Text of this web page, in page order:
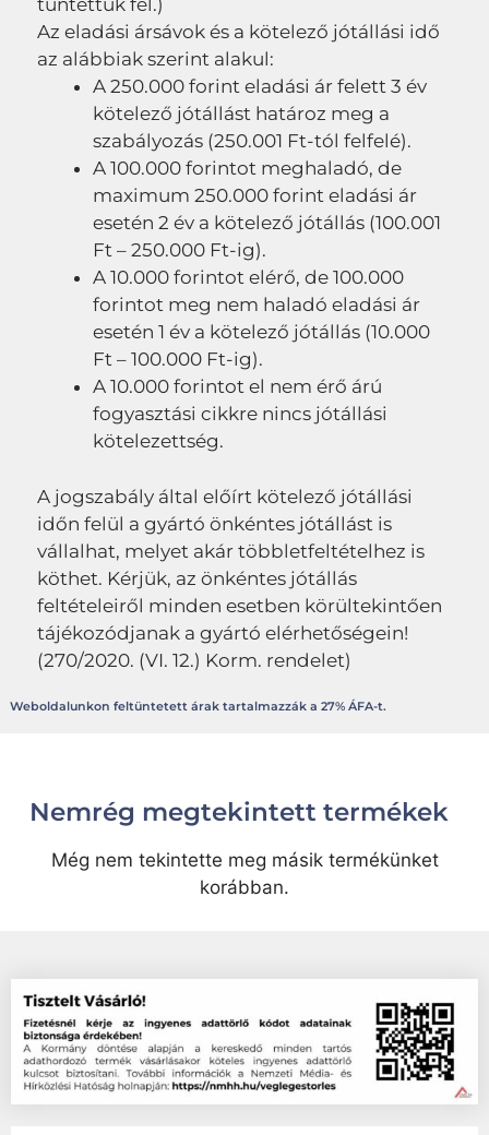
tüntettük fel.)
Az eladási ársávok és a kötelező jótállási idő
az alábbiak szerint alakul:
A 250.000 forint eladási ár felett 3 év
kötelező jótállást határoz meg a
szabályozás (250.001 Ft-tól felfelé).
A 100.000 forintot meghaladó, de
maximum 250.000 forint eladási ár
esetén 2 év a kötelező jótállás (100.001
Ft – 250.000 Ft-ig).
A 10.000 forintot elérő, de 100.000
forintot meg nem haladó eladási ár
esetén 1 év a kötelező jótállás (10.000
Ft – 100.000 Ft-ig).
A 10.000 forintot el nem érő árú
fogyasztási cikkre nincs jótállási
kötelezettség.
A jogszabály által előírt kötelező jótállási
időn felül a gyártó önkéntes jótállást is
vállalhat, melyet akár többletfeltételhez is
köthet. Kérjük, az önkéntes jótállás
feltételeiről minden esetben körültekintően
tájékozódjanak a gyártó elérhetőségein!
(270/2020. (VI. 12.) Korm. rendelet)
Weboldalunkon feltüntetett árak tartalmazzák a 27% ÁFA-t.
Nemrég megtekintett termékek
Még nem tekintette meg másik termékünket
korábban.